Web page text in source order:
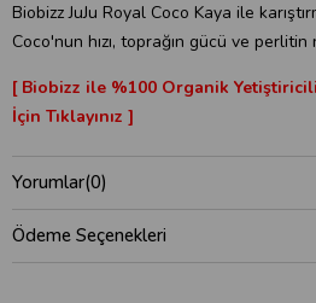
Biobizz JuJu Royal Coco Kaya ile
Coco'nun hızı, toprağın gücü ve
[ Biobizz ile %100 Organik
İçin Tıklayınız ]
Yorumlar(0)
Ödeme Seçenekleri